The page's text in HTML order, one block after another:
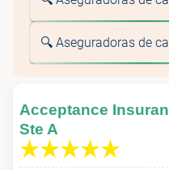
🔍 Aseguradoras de
Acceptance
Ste A